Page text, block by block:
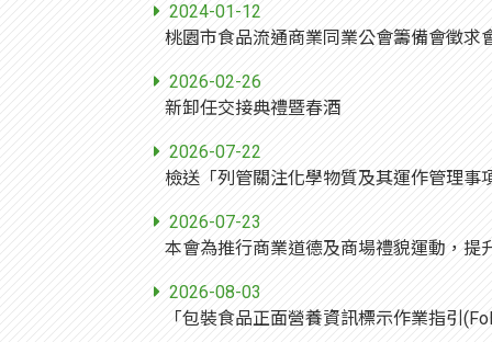
2024-01-12
2026-02-26
新卸任交接典禮暨春酒
2026-07-22
2026-07-23
2026-08-03